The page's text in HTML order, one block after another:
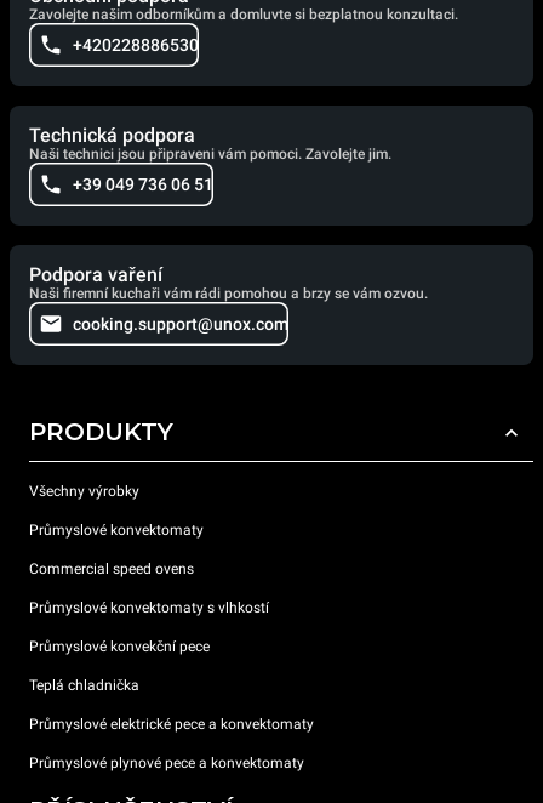
Zavolejte našim odborníkům a domluvte si bezplatnou konzultaci.
+420228886530
Technická podpora
Naši technici jsou připraveni vám pomoci. Zavolejte jim.
+39 049 736 06 51
Podpora vaření
Naši firemní kuchaři vám rádi pomohou a brzy se vám ozvou.
cooking.support@unox.com
PRODUKTY
Všechny výrobky
Průmyslové konvektomaty
Commercial speed ovens
Průmyslové konvektomaty s vlhkostí
Průmyslové konvekční pece
Teplá chladnička
Průmyslové elektrické pece a konvektomaty
Průmyslové plynové pece a konvektomaty